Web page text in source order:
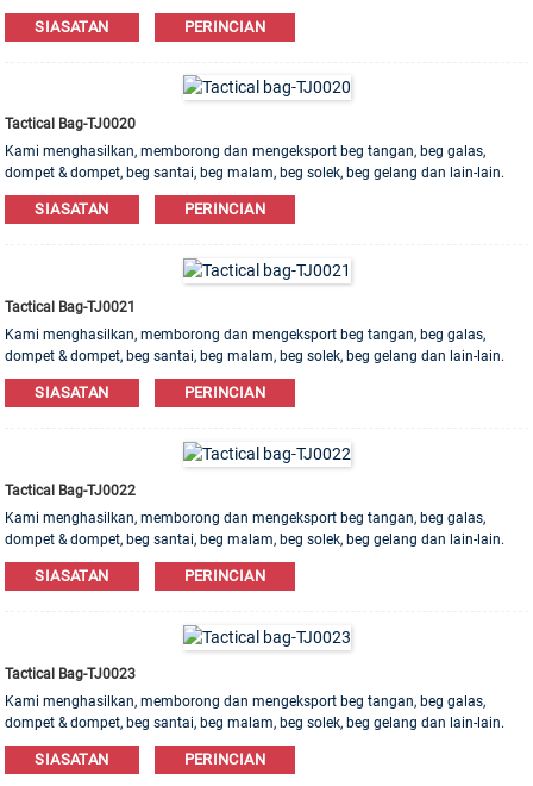
Bahan kulit, PU, ​​Kanvas, Nilon, Kapas ada. Pesanan OEM & ODM dialu-alukan!
SIASATAN PERINCIAN
Tactical Bag-TJ0020
Kami menghasilkan, memborong dan mengeksport beg tangan, beg galas,
dompet & dompet, beg santai, beg malam, beg solek, beg gelang dan lain-lain.
Bahan kulit, PU, ​​Kanvas, Nilon, Kapas ada. Pesanan OEM & ODM dialu-alukan!
SIASATAN PERINCIAN
Tactical Bag-TJ0021
Kami menghasilkan, memborong dan mengeksport beg tangan, beg galas,
dompet & dompet, beg santai, beg malam, beg solek, beg gelang dan lain-lain.
Bahan kulit, PU, ​​Kanvas, Nilon, Kapas ada. Pesanan OEM & ODM dialu-alukan!
SIASATAN PERINCIAN
Tactical Bag-TJ0022
Kami menghasilkan, memborong dan mengeksport beg tangan, beg galas,
dompet & dompet, beg santai, beg malam, beg solek, beg gelang dan lain-lain.
Bahan kulit, PU, ​​Kanvas, Nilon, Kapas ada. Pesanan OEM & ODM dialu-alukan!
SIASATAN PERINCIAN
Tactical Bag-TJ0023
Kami menghasilkan, memborong dan mengeksport beg tangan, beg galas,
dompet & dompet, beg santai, beg malam, beg solek, beg gelang dan lain-lain.
Bahan kulit, PU, ​​Kanvas, Nilon, Kapas ada. Pesanan OEM & ODM dialu-alukan!
SIASATAN PERINCIAN